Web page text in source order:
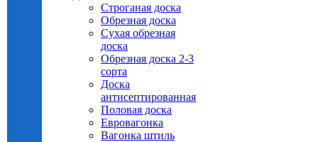
Строганая доска
Обрезная доска
Сухая обрезная
доска
Обрезная доска 2-3
сорта
Доска
антисептированная
Половая доска
Евровагонка
Вагонка штиль